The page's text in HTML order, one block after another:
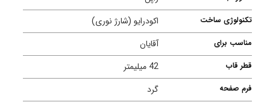
تکنولوژی ساخت اکودرایو (شارژ نوری)
مناسب برای آقایان
قطر قاب 42 میلیمتر
فرم صفحه گرد